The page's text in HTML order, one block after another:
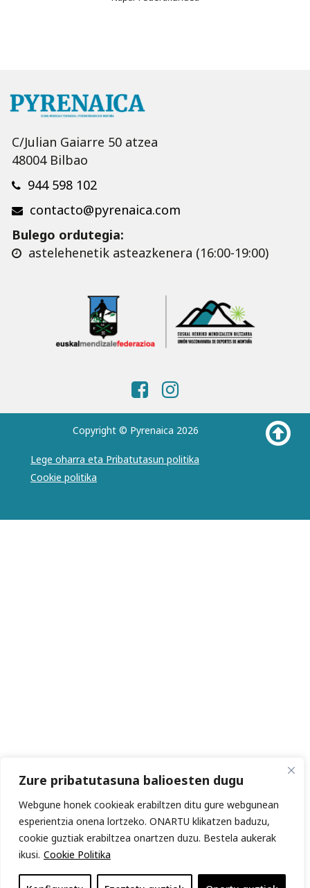
Zure pribatutasuna balioesten dugu
Webgune honek cookieak erabiltzen ditu gure webgunean
esperientzia onena lortzeko. ONARTU klikatzen baduzu,
cookie guztiak erabiltzea onartzen duzu. Bestela aukerak
ikusi. Cookie Politika
C/Julian Gaiarre 50 atzea
48004 Bilbao
944 598 102
contacto@pyrenaica.com
Bulego ordutegia:
astelehenetik asteazkenera (16:00-19:00)
Copyright © Pyrenaica 2026
Lege oharra eta Pribatutasun politika
Cookie politika